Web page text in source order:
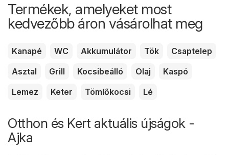
Termékek, amelyeket most
kedvezőbb áron vásárolhat meg
Kanapé WC Akkumulátor Tök
Csaptelep
Asztal
Grill Kocsibeálló Olaj
Kaspó
Lemez
Keter Tömlőkocsi Lé
Otthon és Kert aktuális újságok -
Ajka